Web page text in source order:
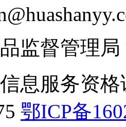
监督管理
息服务资
鄂ICP备